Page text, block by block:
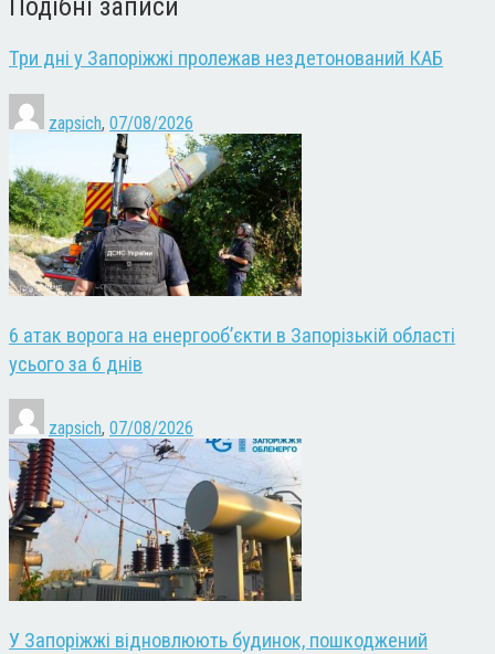
Подібні записи
Три дні у Запоріжжі пролежав нездетонований КАБ
zapsich, 07/08/2026
6 атак ворога на енергооб’єкти в Запорізькій області
усього за 6 днів
zapsich, 07/08/2026
У Запоріжжі відновлюють будинок, пошкоджений